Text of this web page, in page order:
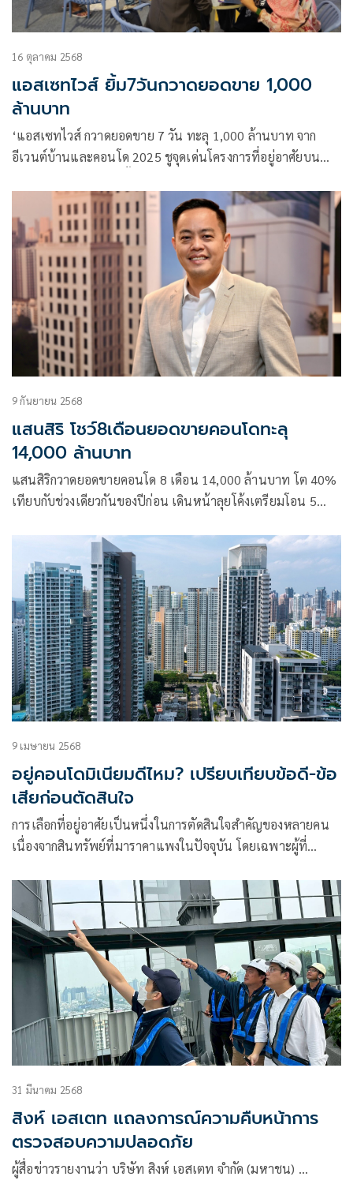
16 ตุลาคม 2568
แอสเซทไวส์ ยิ้ม7วันกวาดยอดขาย 1,000
ล้านบาท
‘แอสเซทไวส์ กวาดยอดขาย 7 วัน ทะลุ 1,000 ล้านบาท จาก
อีเวนต์บ้านและคอนโด 2025 ชูจุดเด่นโครงการที่อยู่อาศัยบน
ฝากเช่าและจับคู่เจ้าของ-ผู้เช่า รุกต่อเนื่องด้วยการจับมือ 10
แบงก์พันธมิตรช่วยคนอยากมีบ้าน-คอนโดง่ายขึ้น เชื่อมั่นช่วย
หนุนยอดขายสะสมทั้งปีถึงเป้า 19,500 ล้านบาท
9 กันยายน 2568
แสนสิริ โชว์8เดือนยอดขายคอนโดทะลุ
14,000 ล้านบาท
แสนสิริกวาดยอดขายคอนโด 8 เดือน 14,000 ล้านบาท โต 40%
เทียบกับช่วงเดียวกันของปีก่อน เดินหน้าลุยโค้งเตรียมโอน 5
เซลล์ 4 คอนโดใหม่ มูลค่ารวม 12,120 ล้านบาท มั่นใจผลงาน
เติบโตโดดเด่น ดันยอดขายทะลุเป้า ครองอันดับ 1 ผู้นำตลาด
9 เมษายน 2568
อยู่คอนโดมิเนียมดีไหม? เปรียบเทียบข้อดี-ข้อ
เสียก่อนตัดสินใจ
การเลือกที่อยู่อาศัยเป็นหนึ่งในการตัดสินใจสำคัญของหลายคน
เนื่องจากสินทรัพย์ที่มาราคาแพงในปัจจุบัน โดยเฉพาะผู้ที่
อาศัยในคอนโดมิเนียมเป็นหนึ่งในทางเลือกที่ได้รับความนิยม
อย่างมาก เพราะมักตั้งอยู่ในทำเลที่ดี พร้อมสิ่งอำนวยความ
สะดวกครบครัน แต่อย่างไรก็ตาม ควรพิจารณาทั้งข้อดีและข้อเสีย
ให้รอบด้านก่อนตัดสินใจ
31 มีนาคม 2568
สิงห์ เอสเตท แถลงการณ์ความคืบหน้าการ
ตรวจสอบความปลอดภัย
ผู้สื่อข่าวรายงานว่า บริษัท สิงห์ เอสเตท จำกัด (มหาชน) …